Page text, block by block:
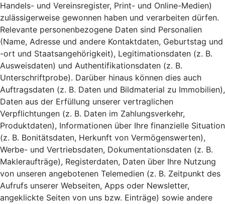
Handels- und Vereinsregister, Print- und Online-Medien)
zulässigerweise gewonnen haben und verarbeiten dürfen.
Relevante personenbezogene Daten sind Personalien
(Name, Adresse und andere Kontaktdaten, Geburtstag und
-ort und Staatsangehörigkeit), Legitimationsdaten (z. B.
Ausweisdaten) und Authentifikationsdaten (z. B.
Unterschriftprobe). Darüber hinaus können dies auch
Auftragsdaten (z. B. Daten und Bildmaterial zu Immobilien),
Daten aus der Erfüllung unserer vertraglichen
Verpflichtungen (z. B. Daten im Zahlungsverkehr,
Produktdaten), Informationen über Ihre finanzielle Situation
(z. B. Bonitätsdaten, Herkunft von Vermögenswerten),
Werbe- und Vertriebsdaten, Dokumentationsdaten (z. B.
Makleraufträge), Registerdaten, Daten über Ihre Nutzung
von unseren angebotenen Telemedien (z. B. Zeitpunkt des
Aufrufs unserer Webseiten, Apps oder Newsletter,
angeklickte Seiten von uns bzw. Einträge) sowie andere